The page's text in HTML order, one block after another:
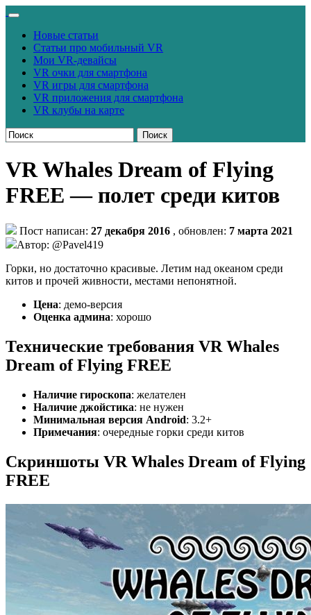
Новые статьи
Статьи про мобильный VR
Мои VR-девайсы
VR очки для смартфона
VR игры для смартфона
VR приложения для смартфона
VR клубы на карте
Поиск
VR Whales Dream of Flying
FREE — полет среди китов
Пост написан: 27 декабря 2016 , обновлен: 7 марта 2021
Автор: @Pavel419
Горки, но достаточно красивые. Летим над океаном среди
китов и прочей живности, местами непонятной.
Цена: демо-версия
Оценка админа: хорошо
Технические требования VR Whales
Dream of Flying FREE
Наличие гироскопа: желателен
Наличие джойстика: не нужен
Минимальная версия Android: 3.2+
Примечания: очередные горки среди китов
Скриншоты VR Whales Dream of Flying
FREE